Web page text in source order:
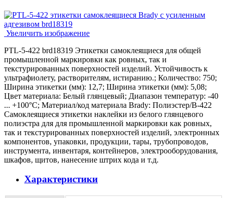
Увеличить изображение
PTL-5-422 brd18319 Этикетки самоклеящиеся для общей
промышленной маркировки как ровных, так и
текстурированных поверхностей изделий. Устойчивость к
ультрафиолету, растворителям, истиранию.; Количество: 750;
Ширина этикетки (мм): 12,7; Ширина этикетки (мм): 5,08;
Цвет материала: Белый глянцевый; Диапазон температур: -40
... +100°С; Материал/код материала Brady: Полиэстер/В-422
Самоклеящиеся этикетки наклейки из белого глянцевого
полиэстра для для промышленной маркировки как ровных,
так и текстурированных поверхностей изделий, электронных
компонентов, упаковки, продукции, тары, трубопроводов,
инструмента, инвентаря, контейнеров, электрооборудования,
шкафов, щитов, нанесение штрих кода и т.д.
Характеристики